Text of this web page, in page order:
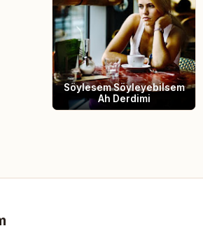
Söylesem Söyleyebilsem
Ah Derdimi